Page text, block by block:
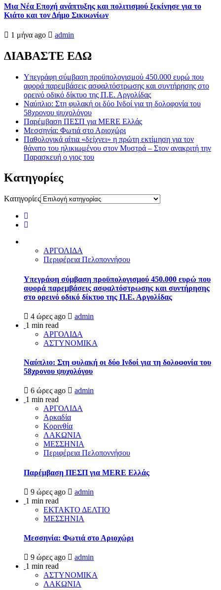
Μια Νέα Εποχή ανάπτυξης και πολιτισμού ξεκίνησε για το
Κιάτο και τον Δήμο Σικυωνίων
1 μήνα ago admin
ΔΙΑΒΑΣΤΕ ΕΔΩ
Υπεγράφη σύμβαση προϋπολογισμού 450.000 ευρώ που
αφορά παρεμβάσεις ασφαλτόστρωσης και συντήρησης στο
ορεινό οδικό δίκτυο της Π.Ε. Αργολίδας
Ναύπλιο: Στη φυλακή οι δύο Ινδοί για τη δολοφονία του
58χρονου ψυχολόγου
Παρέμβαση ΠΕΣΠ για MERE Ελλάς
Μεσσηνία: Φωτιά στο Αριοχώρι
Παθολογικά αίτια «δείχνει» η πρώτη εκτίμηση για τον
θάνατο του ηλικιωμένου στον Μυστρά – Στον ανακριτή την
Παρασκευή ο γιος του
Kατηγορίες
Kατηγορίες
ΑΡΓΟΛΙΔΑ
Περιφέρεια Πελοποννήσου
Υπεγράφη σύμβαση προϋπολογισμού 450.000 ευρώ που
αφορά παρεμβάσεις ασφαλτόστρωσης και συντήρησης
στο ορεινό οδικό δίκτυο της Π.Ε. Αργολίδας
4 ώρες ago
admin
1 min read
ΑΡΓΟΛΙΔΑ
ΑΣΤΥΝΟΜΙΚΑ
Ναύπλιο: Στη φυλακή οι δύο Ινδοί για τη δολοφονία του
58χρονου ψυχολόγου
6 ώρες ago
admin
1 min read
ΑΡΓΟΛΙΔΑ
Αρκαδία
Κορινθία
ΛΑΚΩΝΙΑ
ΜΕΣΣΗΝΙΑ
Περιφέρεια Πελοποννήσου
Παρέμβαση ΠΕΣΠ για MERE Ελλάς
9 ώρες ago
admin
1 min read
ΕΚΤΑΚΤΟ ΔΕΛΤΙΟ
ΜΕΣΣΗΝΙΑ
Μεσσηνία: Φωτιά στο Αριοχώρι
9 ώρες ago
admin
1 min read
ΑΣΤΥΝΟΜΙΚΑ
ΛΑΚΩΝΙΑ